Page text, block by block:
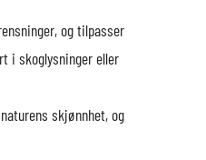
og tilpasser
i skoglysninger eller
skjønnhet, og